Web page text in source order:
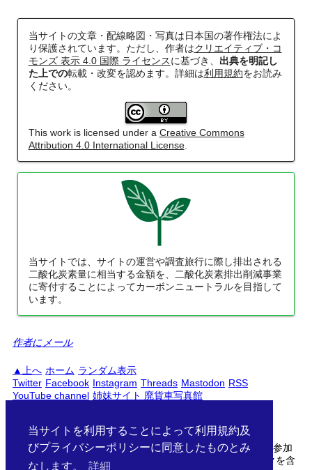
当サイトを利用することによって利用規約及
びプライバシーポリシーに同意したものとみ
なします。
詳細
当サイトの文章・配線略図・写真は日本国の著作権法によ
り保護されています。ただし、作者はクリエイティブ・コ
モンズ 表示 4.0 国際 ライセンスに基づき、 出典を明記し
た上での転載・改変を認めます。詳細は利用規約をお読み
ください。
This work is licensed under a Creative Commons
Attribution 4.0 International License.
当サイトでは、サイトの運営や調査旅行に際し排出される
二酸化炭素量に相当する金額を、二酸化炭素排出削減事業
に寄付することによってカーボンニュートラルを目指して
います。
作者にメール
上へ ホーム ランダム表示
Twitter Facebook Instagram Threads Mastodon RSS
YouTube channel 姉妹サイト 廃貨車写真館
当サイトははAmazonアソシエイト・楽天アフィリエイトに参加
しています。サイト中の商品リンクはアフィリエイトリンクを含